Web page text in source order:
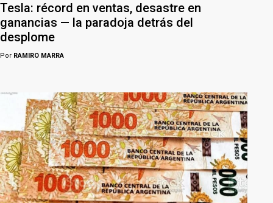
Tesla: récord en ventas, desastre en
ganancias — la paradoja detrás del
desplome
Por RAMIRO MARRA